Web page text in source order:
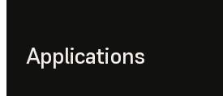
Applications